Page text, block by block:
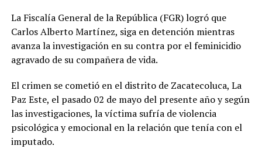
La Fiscalía General de la República (FGR) logró que
Carlos Alberto Martínez, siga en detención mientras
avanza la investigación en su contra por el feminicidio
agravado de su compañera de vida.
El crimen se cometió en el distrito de Zacatecoluca, La
Paz Este, el pasado 02 de mayo del presente año y según
las investigaciones, la víctima sufría de violencia
psicológica y emocional en la relación que tenía con el
imputado.